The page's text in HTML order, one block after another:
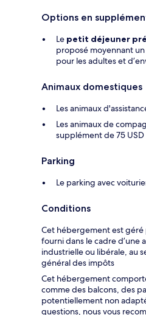
Options en
Le petit déjeuner
proposé moyennant
pour les adultes et
Animaux domestiques
Les animaux
Les animaux de
supplément de 75
Parking
Le parking avec
Conditions
Cet hébergement est
fourni dans le cadre d’une
industrielle ou libérale, au
général des impôts
Cet hébergement
comme des balcons, des
potentiellement non
questions, nous vous